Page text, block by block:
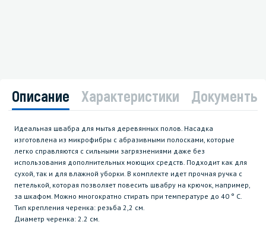
Описание Характеристики Документы
Идеальная швабра для мытья деревянных полов. Насадка
изготовлена из микрофибры с абразивными полосками, которые
легко справляются с сильными загрязнениями даже без
использования дополнительных моющих средств. Подходит как для
сухой, так и для влажной уборки. В комплекте идет прочная ручка с
петелькой, которая позволяет повесить швабру на крючок, например,
за шкафом. Можно многократно стирать при температуре до 40 ° C.
Тип крепления черенка: резьба 2,2 см.
Диаметр черенка: 2.2 см.